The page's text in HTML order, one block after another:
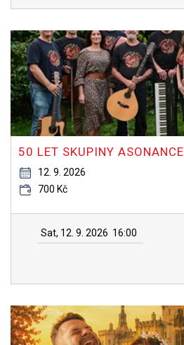
50 LET SKUPINY ASONANCE
12. 9. 2026
700 Kč
Sat, 12. 9. 2026 16:00